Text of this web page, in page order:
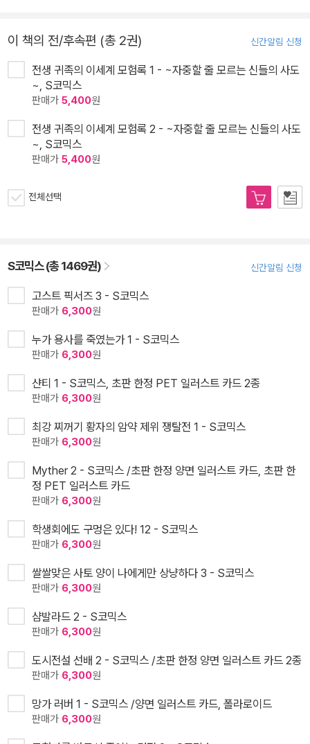
이 책의 전/후속편 (총 2권) 신간알림 신청
전생 귀족의 이세계 모험록 1 - ~자중할 줄 모르는 신들의 사도
~, S코믹스
판매가 5,400원
전생 귀족의 이세계 모험록 2 - ~자중할 줄 모르는 신들의 사도
~, S코믹스
판매가 5,400원
전체선택
S코믹스 (총 1469권) 신간알림 신청
고스트 픽서즈 3 - S코믹스
판매가 6,300원
누가 용사를 죽였는가 1 - S코믹스
판매가 6,300원
샨티 1 - S코믹스, 초판 한정 PET 일러스트 카드 2종
판매가 6,300원
최강 찌꺼기 황자의 암약 제위 쟁탈전 1 - S코믹스
판매가 6,300원
Myther 2 - S코믹스 /초판 한정 양면 일러스트 카드, 초판 한
정 PET 일러스트 카드
판매가 6,300원
학생회에도 구멍은 있다! 12 - S코믹스
판매가 6,300원
쌀쌀맞은 사토 양이 나에게만 상냥하다 3 - S코믹스
판매가 6,300원
샴발라드 2 - S코믹스
판매가 6,300원
도시전설 선배 2 - S코믹스 /초판 한정 양면 일러스트 카드 2종
판매가 6,300원
망가 러버 1 - S코믹스 /양면 일러스트 카드, 폴라로이드
판매가 6,300원